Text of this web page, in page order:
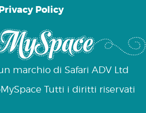
Policy
marchio di Safari ADV Ltd
Tutti i diritti riservati